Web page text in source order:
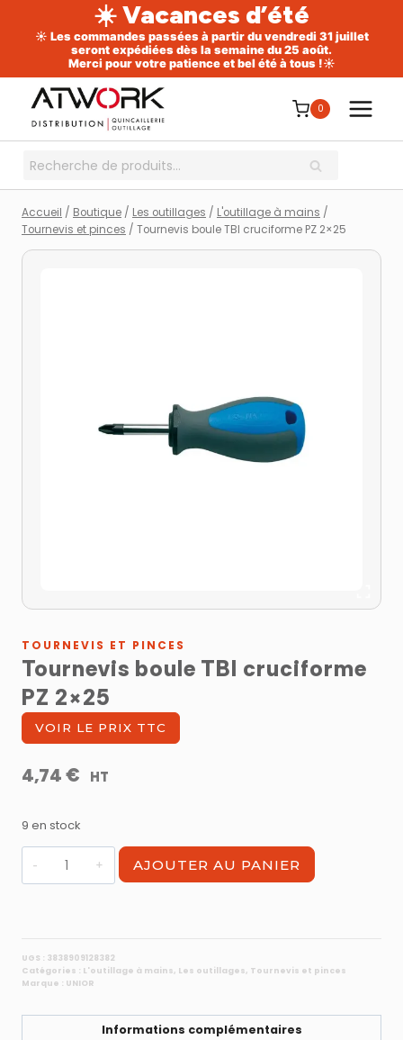
☀️ Vacances d’été
☀️ Les commandes passées à partir du vendredi 31 juillet
seront expédiées dès la semaine du 25 août.
Merci pour votre patience et bel été à tous !☀️
contenu
0
Recherche
RECHERCHE
Accueil / Boutique / Les outillages / L'outillage à mains /
Tournevis et pinces / Tournevis boule TBI cruciforme PZ 2×25
TOURNEVIS ET PINCES
Tournevis boule TBI cruciforme
PZ 2×25
VOIR LE PRIX TTC
4,74 € HT
9 en stock
quantité
de
cruciforme
PZ
AJOUTER AU PANIER
UGS : 3838909128382
Catégories : L'outillage à mains, Les outillages, Tournevis et pinces
Marque : UNIOR
Informations complémentaires